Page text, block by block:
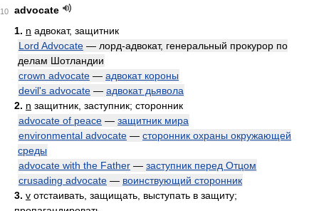
10
advocate
1. n адвокат, защитник
Lord Advocate — лорд-адвокат, генеральный прокурор по
делам Шотландии
crown advocate — адвокат короны
devil's advocate — адвокат дьявола
2. n защитник, заступник; сторонник
advocate of peace — защитник мира
environmental advocate — сторонник охраны окружающей
среды
advocate with the Father — заступник перед Отцом
crusading advocate — воинствующий сторонник
3. v отстаивать, защищать, выступать в защиту;